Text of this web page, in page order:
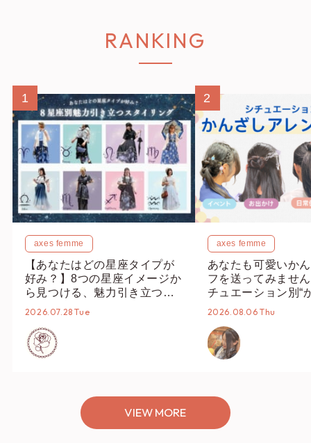
RANKING
1
axes femme
【あなたはどの星座タイプが
好み？】8つの星座イメージか
ら見つける、魅力引き立つス
タイリング♡
2026.07.28 Tue
2
axes femme
あなたも可愛いか
フを送ってみませ
チュエーション別“
オススメ【ショッ
2026.08.06 Thu
VIEW MORE